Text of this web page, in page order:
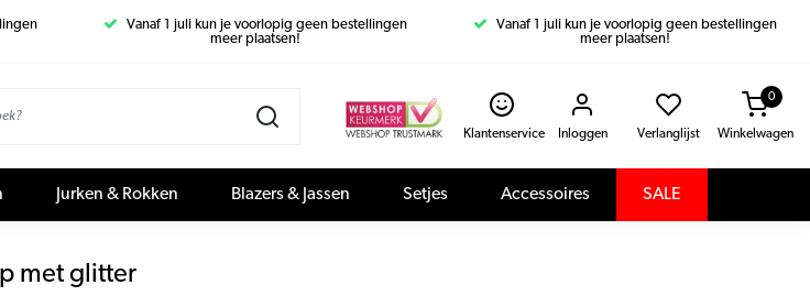
Vanaf 1 juli kun je voorlopig geen bestellingen
meer plaatsen!
Vanaf 1 juli kun je voorlopig geen bestellingen
meer plaatsen!
Klantenservice Inloggen Verlanglijst Winkelwagen
0
Jurken & Rokken Blazers & Jassen Setjes Accessoires SALE
met glitter